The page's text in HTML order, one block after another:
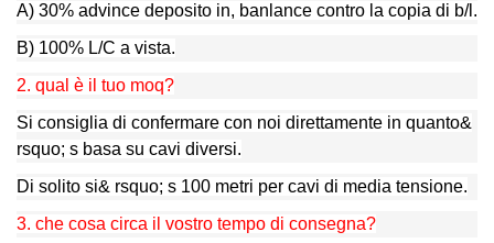
A) 30% advince deposito in, banlance contro la copia di b/l.
B) 100% L/C a vista.
2. qual è il tuo moq?
Si consiglia di confermare con noi direttamente in quanto&
rsquo; s basa su cavi diversi.
Di solito si& rsquo; s 100 metri per cavi di media tensione.
3. che cosa circa il vostro tempo di consegna?